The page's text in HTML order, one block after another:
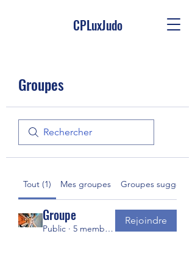
CPLuxJudo
Groupes
Tout (1) Mes groupes Groupes suggérés
Groupe
Public · 5 membres
Rejoindre